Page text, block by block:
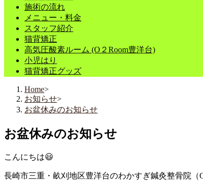
施術の流れ
メニュー・料金
スタッフ紹介
猫背矯正
高気圧酸素ルーム (O２Room豊洋台)
小児はり
猫背矯正グッズ
Home>
お知らせ>
お盆休みのお知らせ
お盆休みのお知らせ
こんにちは😃
長崎市三重・畝刈地区豊洋台のわかすぎ鍼灸整骨院（